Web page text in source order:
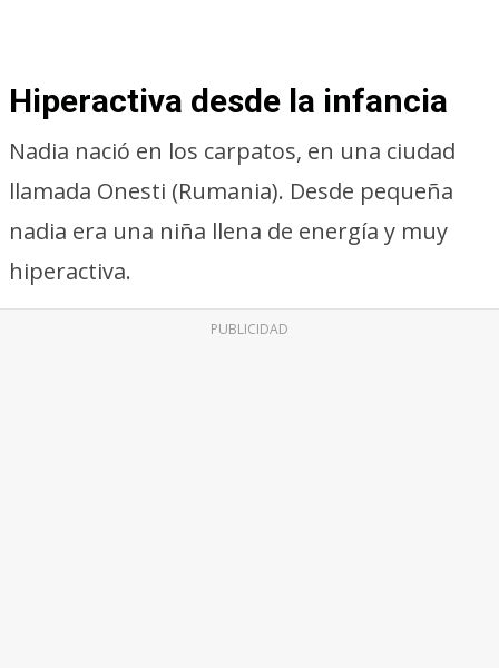
Hiperactiva desde la infancia
Nadia nació en los carpatos, en una ciudad
llamada Onesti (Rumania). Desde pequeña
nadia era una niña llena de energía y muy
hiperactiva.
PUBLICIDAD